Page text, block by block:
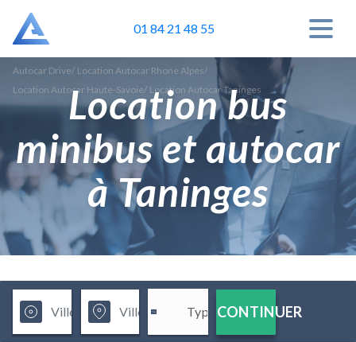
01 84 21 48 55
Autocar Drive/ Location Autocar Rhone Alpes/
Location Autocar Haute-Savoie/ Location Autocar Taninges
Location bus
minibus et autocar
à Taninges
CONTINUER